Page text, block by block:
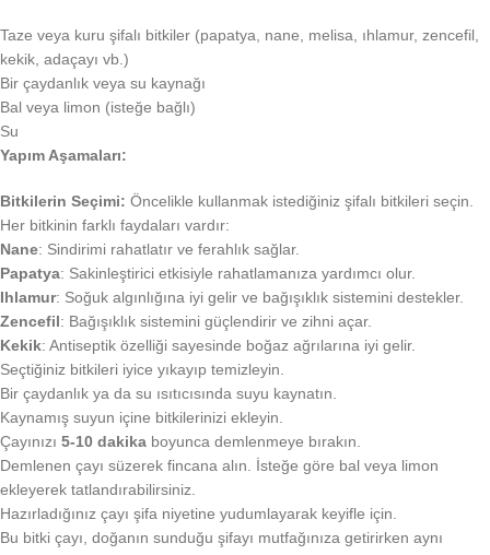
Taze veya kuru şifalı bitkiler (papatya, nane, melisa, ıhlamur, zencefil,
kekik, adaçayı vb.)
Bir çaydanlık veya su kaynağı
Bal veya limon (isteğe bağlı)
Su
Yapım Aşamaları:
Bitkilerin Seçimi: Öncelikle kullanmak istediğiniz şifalı bitkileri seçin.
Her bitkinin farklı faydaları vardır:
Nane: Sindirimi rahatlatır ve ferahlık sağlar.
Papatya: Sakinleştirici etkisiyle rahatlamanıza yardımcı olur.
Ihlamur: Soğuk algınlığına iyi gelir ve bağışıklık sistemini destekler.
Zencefil: Bağışıklık sistemini güçlendirir ve zihni açar.
Kekik: Antiseptik özelliği sayesinde boğaz ağrılarına iyi gelir.
Seçtiğiniz bitkileri iyice yıkayıp temizleyin.
Bir çaydanlık ya da su ısıtıcısında suyu kaynatın.
Kaynamış suyun içine bitkilerinizi ekleyin.
Çayınızı 5-10 dakika boyunca demlenmeye bırakın.
Demlenen çayı süzerek fincana alın. İsteğe göre bal veya limon
ekleyerek tatlandırabilirsiniz.
Hazırladığınız çayı şifa niyetine yudumlayarak keyifle için.
Bu bitki çayı, doğanın sunduğu şifayı mutfağınıza getirirken aynı